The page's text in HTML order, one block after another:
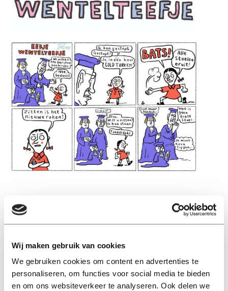
Wij maken gebruik van cookies
We gebruiken cookies om content en advertenties te
personaliseren, om functies voor social media te bieden
en om ons websiteverkeer te analyseren. Ook delen we
Interview